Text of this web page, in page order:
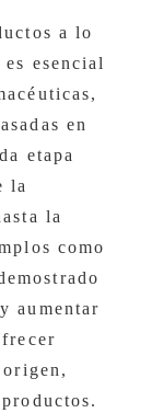
a lo
esencial
en
etapa
la
la
como
aumentar